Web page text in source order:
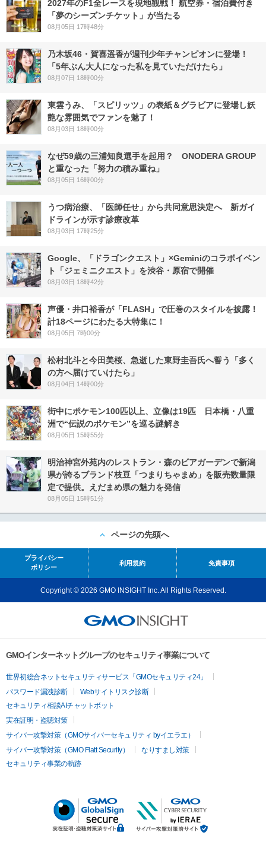
2027年のF1全レースを現地観戦！ 航空券・宿泊費付き
「夢のシーズンチケット」が当たる
08月05日 17時48分
乃木坂46・賀喜遥香が週刊少年チャンピオンに登場！
「5年ぶん大人になった私を見ていただけたら」
08月07日 18時00分
東雲うみ、「スピリッツ」の表紙＆グラビアに登場し妖
艶な雰囲気でファンを魅了！
08月03日 18時00分
なぜ59歳の三浦知良選手を起用？ ONODERA GROUP
と重なった「努力の積み重ね」
08月05日 16時00分
うつ病治療、「医師任せ」から共同意思決定へ 新ガイ
ドラインが示す診療改革
08月03日 17時25分
Google、「ドラゴンクエスト」×Geminiのコラボイベン
ト「ジェミニクエスト」を渋谷・原宿で開催
08月03日 18時42分
声優・井口裕香が「FLASH」で圧巻のスタイルを披露！
計18ページにわたる大特集に！
08月05日 7時00分
松村北斗と今田美桜、急逝した東野圭吾氏へ誓う「多く
の方へ届けていけたら」
08月04日 14時00分
街中にポケモン100匹以上、立像は19匹 日本橋・八重
洲で“伝説のポケモン”を巡る謎解き
08月05日 15時55分
明治神宮外苑内のレストラン・森のビアガーデンで新潟
県が誇るブランド枝豆「つまりちゃまめ」を販売数量限
定で提供。えだまめ県の魅力を発信
08月05日 15時51分
ページの先頭へ
プライバシー
ポリシー
利用規約 免責事項
Copyright © 2026 GMO INSIGHT Inc. All Rights Reserved.
GMOインターネットグループのセキュリティ事業について
世界初総合ネットセキュリティサービス「GMOセキュリティ24」
パスワード漏洩診断
Webサイトリスク診断
セキュリティ相談AIチャットボット
実在証明・盗聴対策
サイバー攻撃対策（GMOサイバーセキュリティ byイエラエ）
サイバー攻撃対策（GMO Flatt Security）
なりすまし対策
セキュリティ事業の軌跡